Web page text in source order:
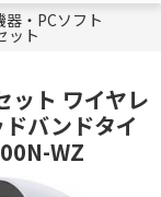
・PCソフト
ット
ット ワイヤレ
バンドタイ
WZ